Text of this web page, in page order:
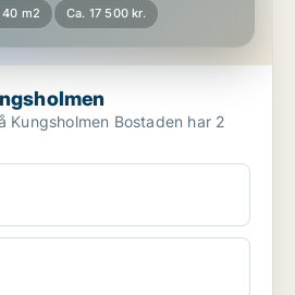
40 m2 Ca. 17 500 kr.
Bostaden har 2